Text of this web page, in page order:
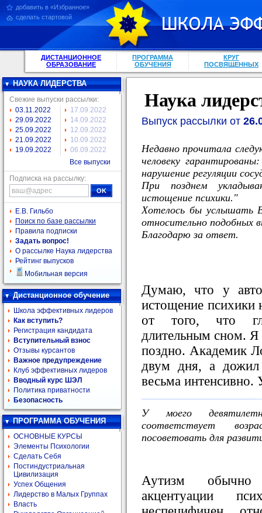
добавить в «Избранное»
сделать стартовой
ДИСТАНЦИОННОЕ
ОБРАЗОВАНИЕ
ПРОГРАММА
ОБУЧЕНИЯ
КРУГ
ПОСВЯЩЕННЫХ
НАУКА ЛИДЕРСТВА
Свежие выпуски рассылки:
03.11.2022
29.09.2022
25.09.2022
21.09.2022
19.09.2022
17.09.2022
14.09.2022
12.09.2022
10.09.2022
06.09.2022
Все выпуски
Подписка на рассылку:
Е.В. Гильбо
Поиск по базе рассылки
Правила подписки
Задать вопрос!
О рассылке Наука лидерства
Рейтинг выпусков
Мобильная версия
Дистанционное обучение
Школа эффективных лидеров
Как вступить?
Регистрация кандидата
Вступительный взнос
Отзывы курсантов
Важное предупреждение
Клуб эффективных лидеров
Вводный курс ШЭЛ
Политика приватности
Безопасность
ПРОГРАММА ОБУЧЕНИЯ
ОСНОВНЫЕ КУРСЫ
Элементы Психологии
Сделать Себя
Постиндустриальная
Цивилизация
Успех Общения
Лидерство в Малых Группах
Власть
Наука
Выпуск рассылки от
Недавно прочитала
человеку
нарушение регуляции
При позднем
истощение психики."
Хотелось бы услышать
относительно подобных
Благодарю за ответ.
Думаю, что у
истощение психики
от того, что
длительным сном.
поздно. Академик
двум дня, а дожил
весьма
У моего
соответствует
посоветовать для
Аутизм обычно
акцентуации